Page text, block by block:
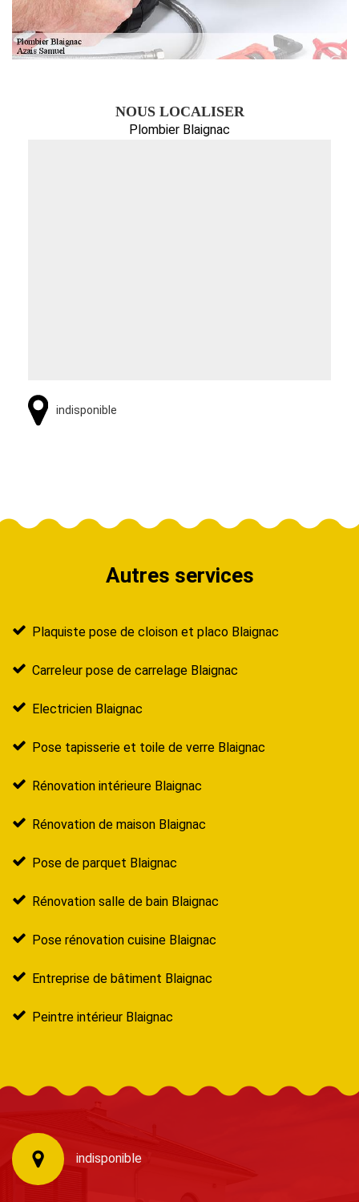
NOUS LOCALISER
Plombier Blaignac
indisponible
Autres services
Plaquiste pose de cloison et placo Blaignac
Carreleur pose de carrelage Blaignac
Electricien Blaignac
Pose tapisserie et toile de verre Blaignac
Rénovation intérieure Blaignac
Rénovation de maison Blaignac
Pose de parquet Blaignac
Rénovation salle de bain Blaignac
Pose rénovation cuisine Blaignac
Entreprise de bâtiment Blaignac
Peintre intérieur Blaignac
indisponible